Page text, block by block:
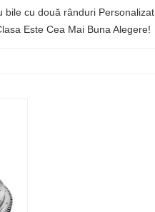
bile cu două rânduri Personalizat
Este Cea Mai Buna Alegere!